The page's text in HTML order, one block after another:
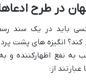
در طرح
باید در یک سند
انگیزه های پشت
به نفع اظهارکننده
عبارتند از: